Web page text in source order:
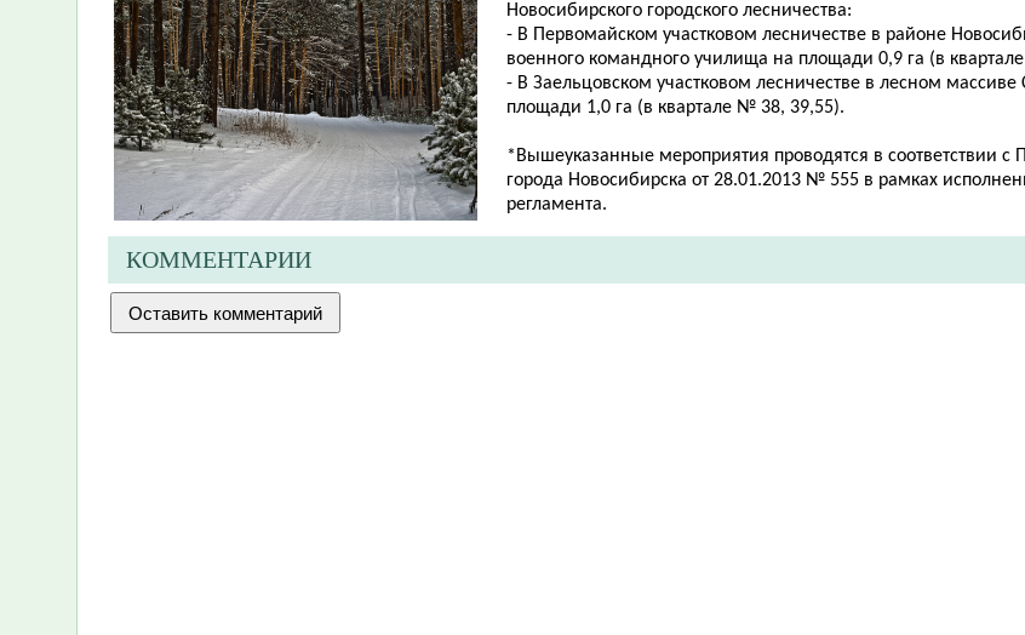
Новосибирского городского лесничества:
- В Первомайском участковом лесничестве в районе
военного командного училища на площади 0,9 га (в
- В Заельцовском участковом лесничестве в лесном массиве
площади 1,0 га (в квартале № 38, 39,55).
*Вышеуказанные мероприятия проводятся в соответствии с
города Новосибирска от 28.01.2013 № 555 в рамках
регламента.
КОММЕНТАРИИ